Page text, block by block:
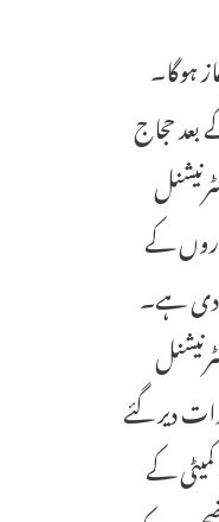
کرام کی واپسی کا 12 جون سے آغاز ہوگا۔
آغاز ہوچکا ہے۔ مدینہ منورہ میں 7 دن قیام کے بعد حجاج
کے
دی ہے۔
3.15 بجے شمس آباد انٹرنیشنل
واپسی عمل میں آئے گی اور آخری قافلہ 23 جون کی رات دیر گئے
کے